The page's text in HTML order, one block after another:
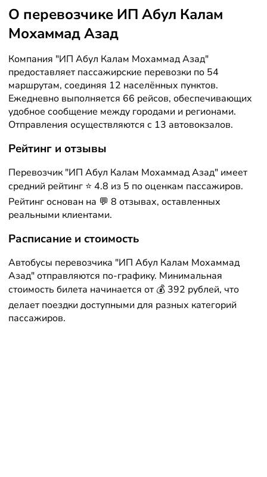
О перевозчике ИП Абул Калам
Мохаммад Азад
Компания "ИП Абул Калам Мохаммад Азад"
предоставляет пассажирские перевозки по 54
маршрутам, соединяя 12 населённых пунктов.
Ежедневно выполняется 66 рейсов, обеспечивающих
удобное сообщение между городами и регионами.
Отправления осуществляются с 13 автовокзалов.
Рейтинг и отзывы
Перевозчик "ИП Абул Калам Мохаммад Азад" имеет
средний рейтинг ⭐ 4.8 из 5 по оценкам пассажиров.
Рейтинг основан на 💬 8 отзывах, оставленных
реальными клиентами.
Расписание и стоимость
Автобусы перевозчика "ИП Абул Калам Мохаммад
Азад" отправляются по-графику. Минимальная
стоимость билета начинается от 💰 392 рублей, что
делает поездки доступными для разных категорий
пассажиров.